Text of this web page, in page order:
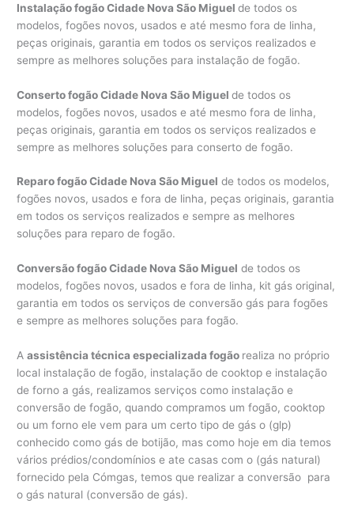
Instalação fogão Cidade Nova São Miguelde todos os
modelos, fogões novos, usados e até mesmo fora de linha,
peças originais, garantia em todos os serviços realizados e
sempre as melhores soluções para instalação de fogão.
Conserto fogão Cidade Nova São Miguelde todos os
modelos, fogões novos, usados e até mesmo fora de linha,
peças originais, garantia em todos os serviços realizados e
sempre as melhores soluções para conserto de fogão.
Reparo fogão Cidade Nova São Miguel de todos os modelos,
fogões novos, usados e fora de linha, peças originais, garantia
em todos os serviços realizados e sempre as melhores
soluções para reparo de fogão.
Conversão fogão Cidade Nova São Miguel de todos os
modelos, fogões novos, usados e fora de linha, kit gás original,
garantia em todos os serviços de conversão gás para fogões
e sempre as melhores soluções para fogão.
Aassistência técnica especializada fogão realiza no próprio
local instalação de fogão, instalação de cooktop e instalação
de forno a gás, realizamos serviços como instalação e
conversão de fogão, quando compramos um fogão, cooktop
ou um forno ele vem para um certo tipo de gás o (glp)
conhecido como gás de botijão, mas como hoje em dia temos
vários prédios/condomínios e ate casas com o (gás natural)
fornecido pela Cómgas, temos que realizar a conversão para
o gás natural (conversão de gás).